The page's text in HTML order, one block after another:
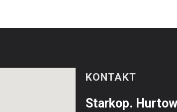
KONTAKT
Starkop.